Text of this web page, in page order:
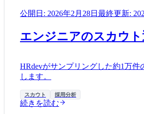
公開日: 2026年2月28日 最終更新:
エンジニアのスカウ
HRdevがサンプリングした約1万
します。
スカウト 採用分析
続きを読む